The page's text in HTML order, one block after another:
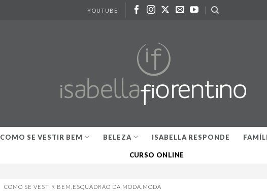
YOUTUBE
COMO SE VESTIR BEM BELEZA ISABELLA RESPONDE
CURSO ONLINE
COMO SE VESTIR BEM ESQUADRÃO DA MODA MODA